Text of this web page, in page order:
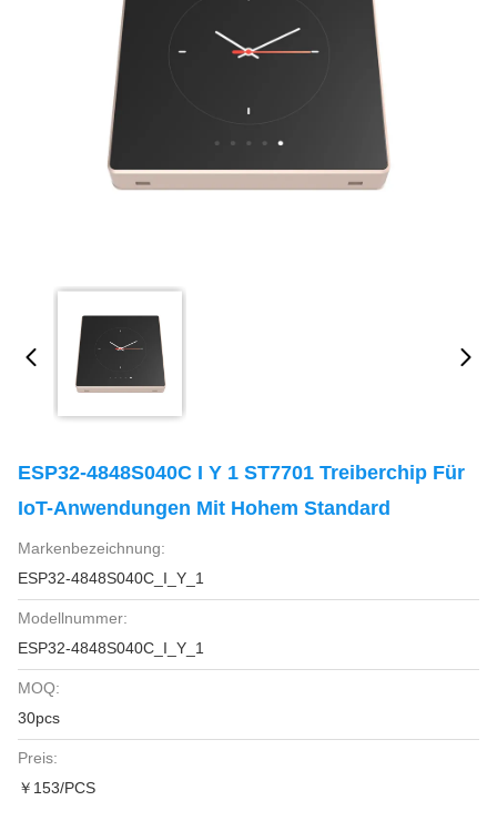
ESP32-4848S040C I Y 1 ST7701 Treiberchip Für
IoT-Anwendungen Mit Hohem Standard
Markenbezeichnung:
ESP32-4848S040C_I_Y_1
Modellnummer:
ESP32-4848S040C_I_Y_1
MOQ:
30pcs
Preis:
￥153/PCS